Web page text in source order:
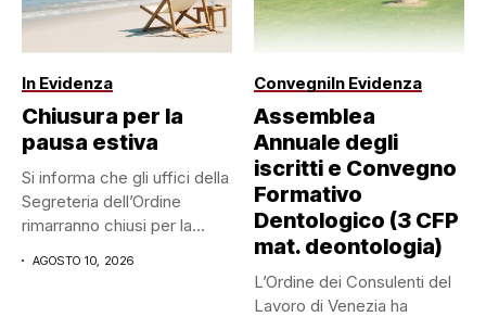
In Evidenza
Chiusura per la
pausa estiva
Si informa che gli uffici della
Segreteria dell’Ordine
rimarranno chiusi per la...
AGOSTO 10, 2026
ConvegniIn Evidenza
Assemblea
Annuale degli
iscritti e Convegno
Formativo
Dentologico (3 CFP
mat. deontologia)
L’Ordine dei Consulenti del
Lavoro di Venezia ha